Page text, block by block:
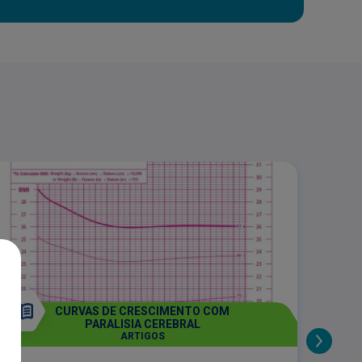
CURVAS DE CRESCIMENTO COM
PARALISIA CEREBRAL
ARTIGOS